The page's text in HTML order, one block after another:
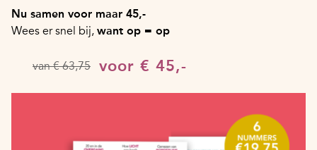
Nu samen voor maar 45,-
Wees er snel bij, want op = op
van € 63,75 voor € 45,-